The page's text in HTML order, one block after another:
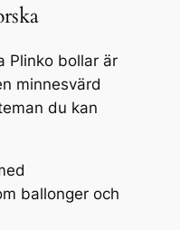
Plinko bollar är
minnesvärd
du kan
ballonger och